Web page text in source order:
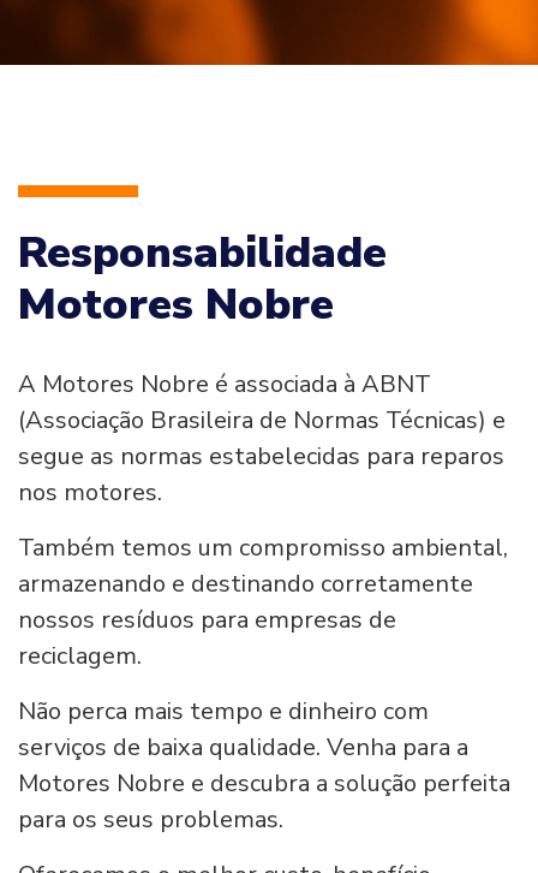
Responsabilidade
Motores Nobre
A Motores Nobre é associada à ABNT
(Associação Brasileira de Normas Técnicas) e
segue as normas estabelecidas para reparos
nos motores.
Também temos um compromisso ambiental,
armazenando e destinando corretamente
nossos resíduos para empresas de
reciclagem.
Não perca mais tempo e dinheiro com
serviços de baixa qualidade. Venha para a
Motores Nobre e descubra a solução perfeita
para os seus problemas.